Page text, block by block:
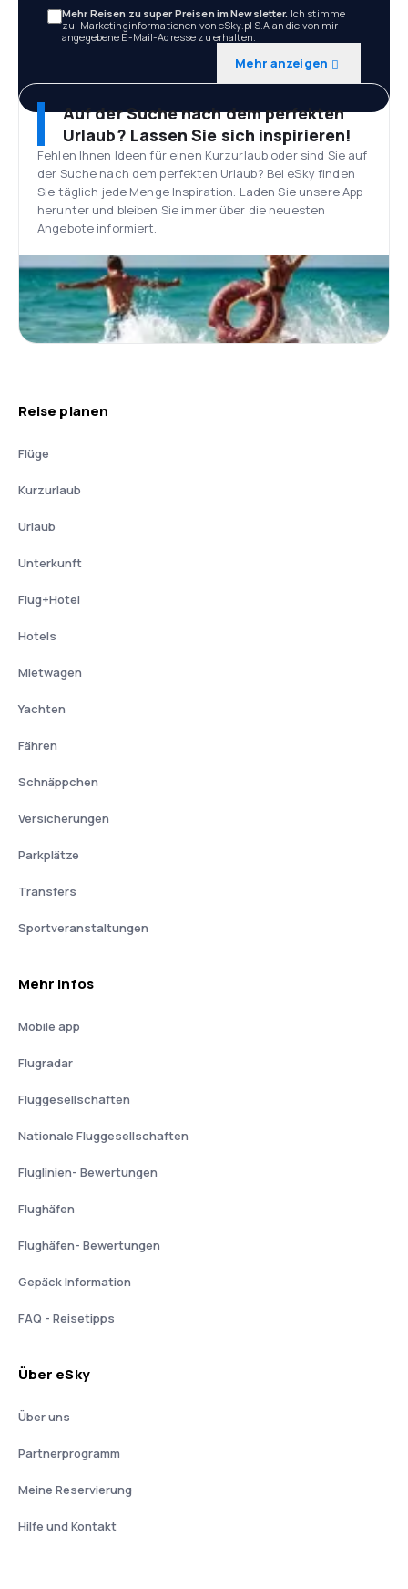
Mehr Reisen zu super Preisen im Newsletter. Ich stimme
zu, Marketinginformationen von eSky.pl S.A an die von mir
angegebene E-Mail-Adresse zu erhalten.
Mehr anzeigen
Auf der Suche nach dem perfekten
Urlaub? Lassen Sie sich inspirieren!
Fehlen Ihnen Ideen für einen Kurzurlaub oder sind Sie auf
der Suche nach dem perfekten Urlaub? Bei eSky finden
Sie täglich jede Menge Inspiration. Laden Sie unsere App
herunter und bleiben Sie immer über die neuesten
Angebote informiert.
Reise planen
Flüge
Kurzurlaub
Urlaub
Unterkunft
Flug+Hotel
Hotels
Mietwagen
Yachten
Fähren
Schnäppchen
Versicherungen
Parkplätze
Transfers
Sportveranstaltungen
Mehr Infos
Mobile app
Flugradar
Fluggesellschaften
Nationale Fluggesellschaften
Fluglinien- Bewertungen
Flughäfen
Flughäfen- Bewertungen
Gepäck Information
FAQ - Reisetipps
Über eSky
Über uns
Partnerprogramm
Meine Reservierung
Hilfe und Kontakt